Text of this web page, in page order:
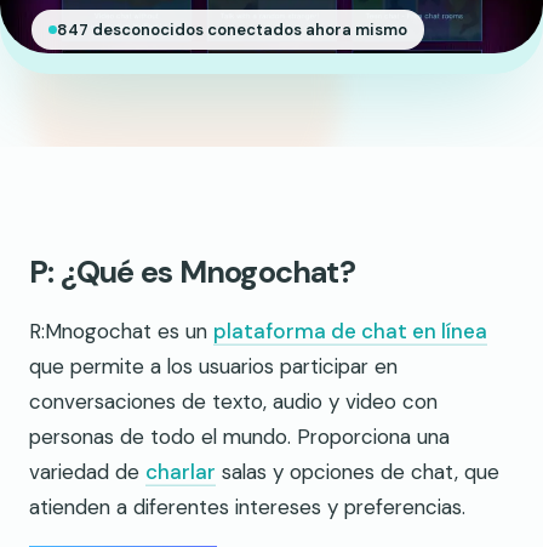
847 desconocidos conectados ahora mismo
P: ¿Qué es Mnogochat?
R:Mnogochat es un plataforma de chat en línea
que permite a los usuarios participar en
conversaciones de texto, audio y video con
personas de todo el mundo. Proporciona una
variedad de charlar salas y opciones de chat, que
atienden a diferentes intereses y preferencias.